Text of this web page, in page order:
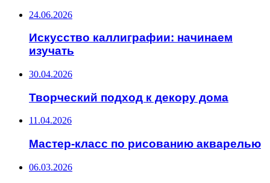
24.06.2026
Искусство каллиграфии: начинаем
изучать
30.04.2026
Творческий подход к декору дома
11.04.2026
Мастер-класс по рисованию акварелью
06.03.2026